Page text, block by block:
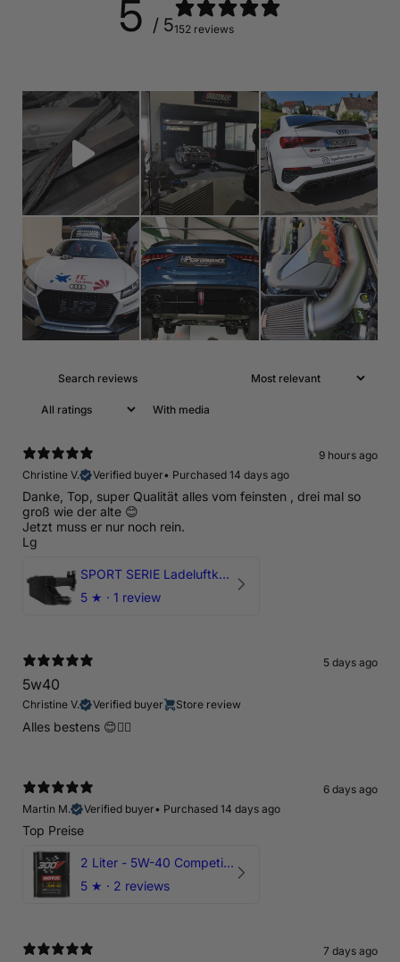
5 / 5152 reviews
With media
9 hours ago
Christine V.
Verified buyer• Purchased 14 days ago
Danke, Top, super Qualität alles vom feinsten , drei mal so
groß wie der alte 😊
Jetzt muss er nur noch rein.
Lg
SPORT SERIE Ladeluftkühler mit TÜV für Audi RSQ3 F3 ab 2019 - DNWA
5 ★ · 1 review
5 days ago
5w40
Christine V. Verified buyer Store review
Alles bestens 😊👍🏻
6 days ago
Martin M.
Verified buyer• Purchased 14 days ago
Top Preise
2 Liter - 5W-40 Competition 300V Motul Motoröl
5 ★ · 2 reviews
7 days ago